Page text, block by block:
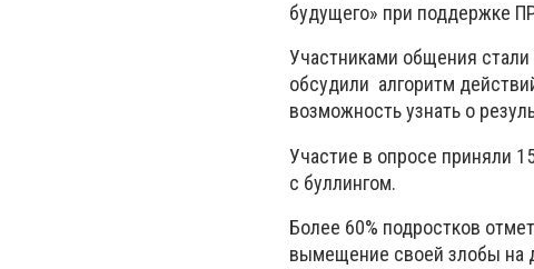
будущего» при поддержке
Участниками общения
обсудили алгоритм
возможность узнать о
Участие в опросе приняли
с буллингом.
Более 60% подростков
вымещение своей злобы на